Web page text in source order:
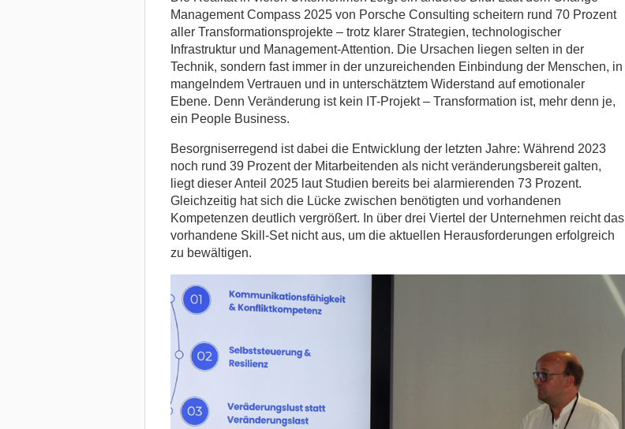
Management Compass 2025 von Porsche Consulting scheitern rund 70 Prozent
aller Transformationsprojekte – trotz klarer Strategien, technologischer
Infrastruktur und Management-Attention. Die Ursachen liegen selten in der
Technik, sondern fast immer in der unzureichenden Einbindung der Menschen, in
mangelndem Vertrauen und in unterschätztem Widerstand auf emotionaler
Ebene. Denn Veränderung ist kein IT-Projekt – Transformation ist, mehr denn je,
ein People Business.
Besorgniserregend ist dabei die Entwicklung der letzten Jahre: Während 2023
noch rund 39 Prozent der Mitarbeitenden als nicht veränderungsbereit galten,
liegt dieser Anteil 2025 laut Studien bereits bei alarmierenden 73 Prozent.
Gleichzeitig hat sich die Lücke zwischen benötigten und vorhandenen
Kompetenzen deutlich vergrößert. In über drei Viertel der Unternehmen reicht das
vorhandene Skill-Set nicht aus, um die aktuellen Herausforderungen erfolgreich
zu bewältigen.